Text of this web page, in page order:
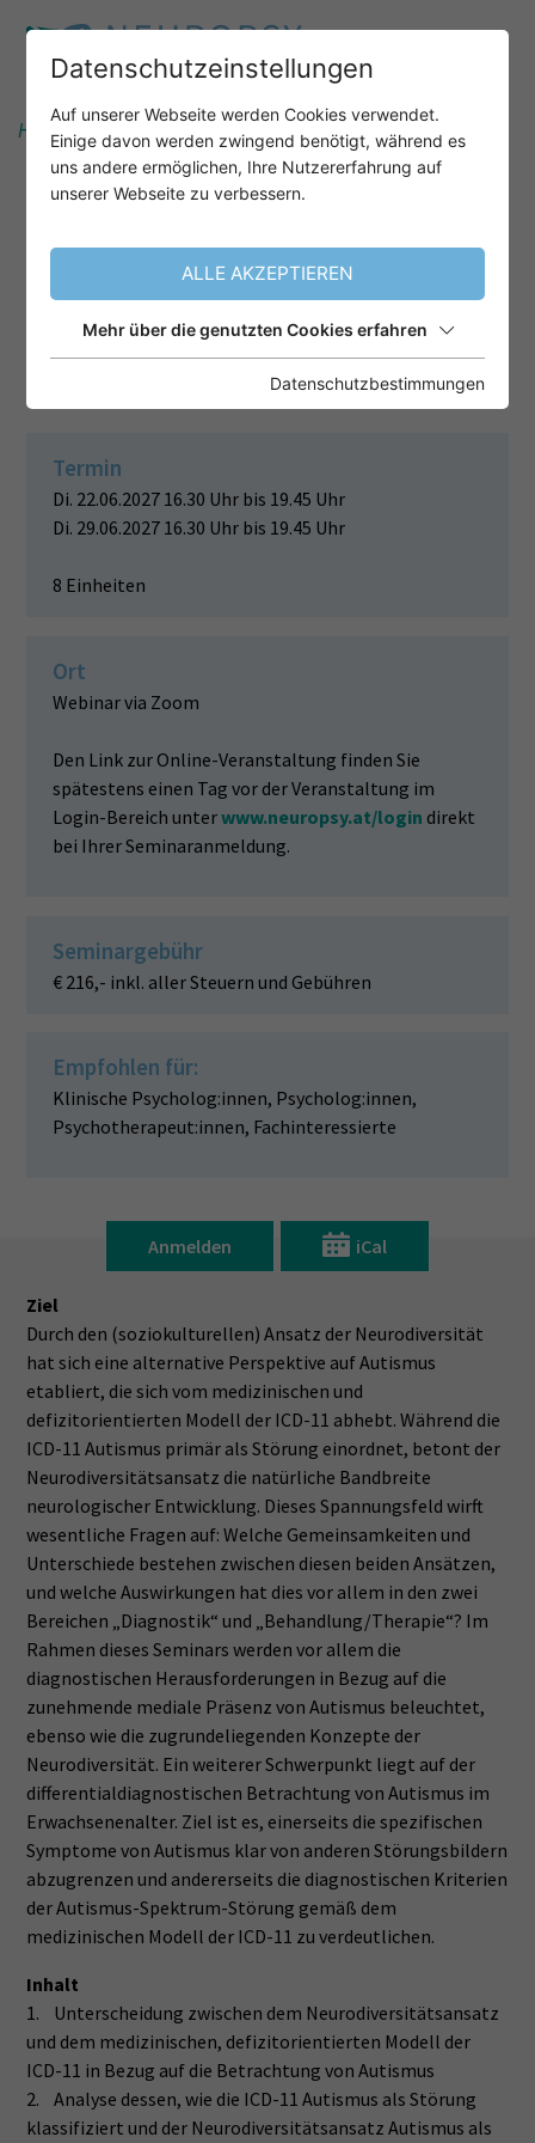
Home Unser Angebot
NEURODIVERSITÄT UND ICD-11 -
ÜBERLAPPUNGEN UND
TRENNLINIEN IN DIAGNOSTIK
UND BEHANDLUNG VON
Termin
Di. 22.06.2027 16.30 Uhr bis 19.45 Uhr
Di. 29.06.2027 16.30 Uhr bis 19.45 Uhr
8 Einheiten
Ort
Webinar via Zoom
Den Link zur Online-Veranstaltung finden Sie
spätestens einen Tag vor der Veranstaltung im
Login-Bereich unterwww.neuropsy.at/login direkt
bei Ihrer Seminaranmeldung.
Seminargebühr
€ 216,- inkl. aller Steuern und Gebühren
Empfohlen für:
Klinische Psycholog:innen, Psycholog:innen,
Psychotherapeut:innen, Fachinteressierte
Anmelden iCal
Ziel
Durch den (soziokulturellen) Ansatz der Neurodiversität
hat sich eine alternative Perspektive auf Autismus
etabliert, die sich vom medizinischen und
defizitorientierten Modell der ICD-11 abhebt. Während die
ICD-11 Autismus primär als Störung einordnet, betont der
Neurodiversitätsansatz die natürliche Bandbreite
neurologischer Entwicklung. Dieses Spannungsfeld wirft
wesentliche Fragen auf: Welche Gemeinsamkeiten und
Unterschiede bestehen zwischen diesen beiden Ansätzen,
und welche Auswirkungen hat dies vor allem in den zwei
Bereichen „Diagnostik“ und „Behandlung/Therapie“? Im
Rahmen dieses Seminars werden vor allem die
diagnostischen Herausforderungen in Bezug auf die
zunehmende mediale Präsenz von Autismus beleuchtet,
ebenso wie die zugrundeliegenden Konzepte der
Neurodiversität. Ein weiterer Schwerpunkt liegt auf der
differentialdiagnostischen Betrachtung von Autismus im
Erwachsenenalter. Ziel ist es, einerseits die spezifischen
Symptome von Autismus klar von anderen Störungsbildern
abzugrenzen und andererseits die diagnostischen Kriterien
der Autismus-Spektrum-Störung gemäß dem
medizinischen Modell der ICD-11 zu verdeutlichen.
Inhalt
1. Unterscheidung zwischen dem Neurodiversitätsansatz
und dem medizinischen, defizitorientierten Modell der
ICD-11 in Bezug auf die Betrachtung von Autismus
2. Analyse dessen, wie die ICD-11 Autismus als Störung
klassifiziert und der Neurodiversitätsansatz Autismus als
Datenschutzeinstellungen
Auf unserer Webseite werden Cookies verwendet.
Einige davon werden zwingend benötigt, während es
uns andere ermöglichen, Ihre Nutzererfahrung auf
unserer Webseite zu verbessern.
ALLE AKZEPTIEREN
Mehr über die genutzten Cookies erfahren
Datenschutzbestimmungen